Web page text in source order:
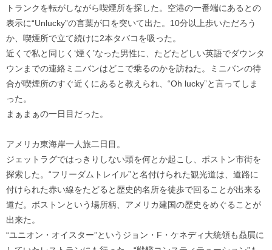
トランクを転がしながら喫煙所を探した。空港の一番端にあるとの
表示に“Unlucky”の言葉が口を突いて出た。10分以上歩いただろう
か、喫煙所で立て続けに2本タバコを吸った。
近くで私と同じく‘煙く’なった男性に、たどたどしい英語でダウンタ
ウンまでの連絡ミニバンはどこで乗るのかを訪ねた。ミニバンの待
合が喫煙所のすぐ近くにあると教えられ、“Oh lucky”と言ってしま
った。
まぁまぁの一日目だった。
アメリカ東海岸一人旅二日目。
ジェットラグではっきりしない頭を何とか起こし、ボストン市街を
探索した。“フリーダムトレイル”と名付けられた観光道は、道路に
付けられた赤い線をたどると歴史的名所を徒歩で回ることが出来る
道だ。ボストンという場所柄、アメリカ建国の歴史をめぐることが
出来た。
“ユニオン・オイスター”というジョン・F・ケネディ大統領も贔屓に